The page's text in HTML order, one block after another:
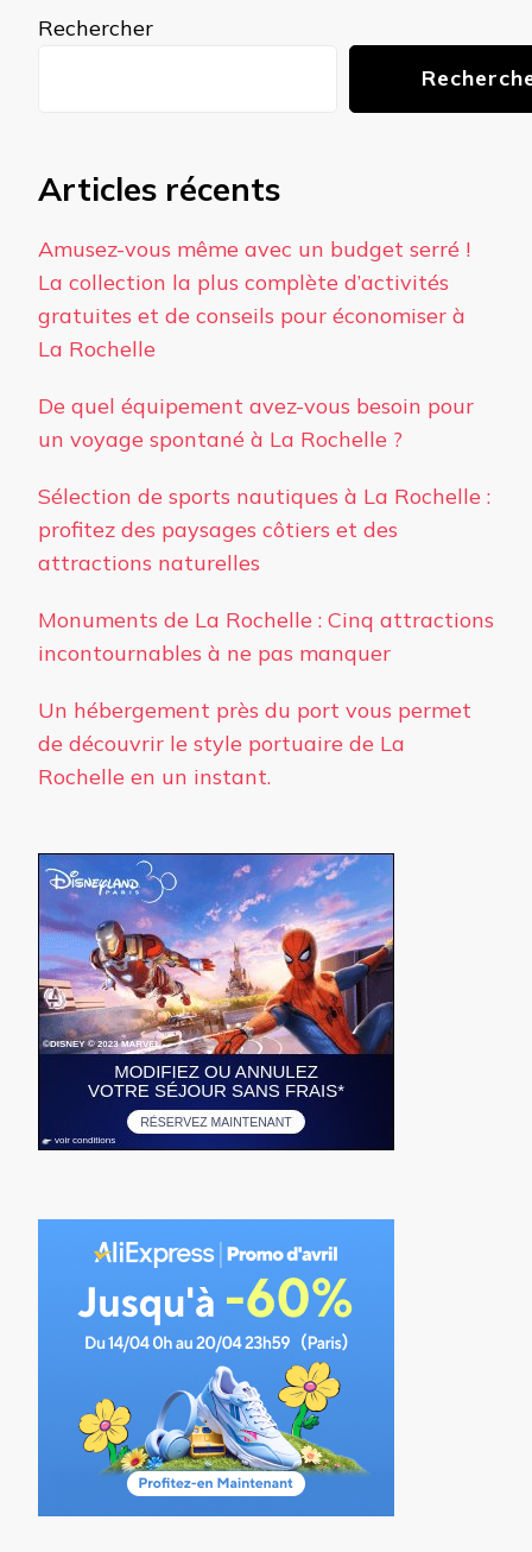
Rechercher
Articles récents
Amusez-vous même avec un budget serré !
La collection la plus complète d’activités
gratuites et de conseils pour économiser à
La Rochelle
De quel équipement avez-vous besoin pour
un voyage spontané à La Rochelle ?
Sélection de sports nautiques à La Rochelle :
profitez des paysages côtiers et des
attractions naturelles
Monuments de La Rochelle : Cinq attractions
incontournables à ne pas manquer
Un hébergement près du port vous permet
de découvrir le style portuaire de La
Rochelle en un instant.